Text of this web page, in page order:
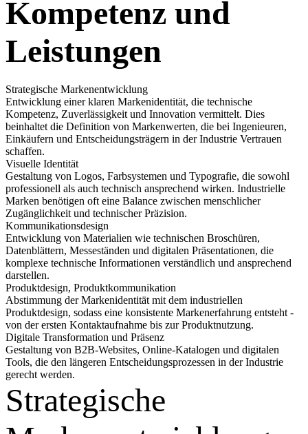
Kompetenz und
Leistungen
Strategische Markenentwicklung
Entwicklung einer klaren Markenidentität, die technische
Kompetenz, Zuverlässigkeit und Innovation vermittelt. Dies
beinhaltet die Definition von Markenwerten, die bei Ingenieuren,
Einkäufern und Entscheidungsträgern in der Industrie Vertrauen
schaffen.
Visuelle Identität
Gestaltung von Logos, Farbsystemen und Typografie, die sowohl
professionell als auch technisch ansprechend wirken. Industrielle
Marken benötigen oft eine Balance zwischen menschlicher
Zugänglichkeit und technischer Präzision.
Kommunikationsdesign
Entwicklung von Materialien wie technischen Broschüren,
Datenblättern, Messeständen und digitalen Präsentationen, die
komplexe technische Informationen verständlich und ansprechend
darstellen.
Produktdesign, Produktkommunikation
Abstimmung der Markenidentität mit dem industriellen
Produktdesign, sodass eine konsistente Markenerfahrung entsteht -
von der ersten Kontaktaufnahme bis zur Produktnutzung.
Digitale Transformation und Präsenz
Gestaltung von B2B-Websites, Online-Katalogen und digitalen
Tools, die den längeren Entscheidungsprozessen in der Industrie
gerecht werden.
Strategische